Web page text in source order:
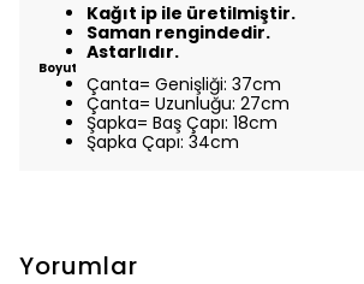
Kağıt ip ile üretilmiştir.
Saman rengindedir.
Astarlıdır.
Boyut
Çanta= Genişliği: 37cm
Çanta= Uzunluğu: 27cm
Şapka= Baş Çapı: 18cm
Şapka Çapı: 34cm
Yorumlar